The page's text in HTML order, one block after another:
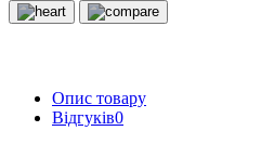
Опис товару
Відгуків0